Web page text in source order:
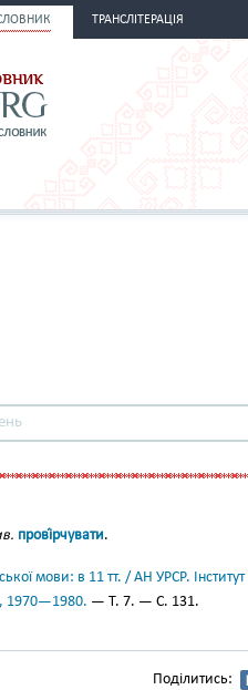
ТРАНСЛІТЕРАЦІЯ
прові́рчувати.
мови: в 11 тт. / АН УРСР.
1970—1980. — Т. 7. — С. 131.
Поділитись: